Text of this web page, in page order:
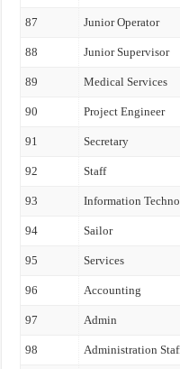
87 Junior Operator
88 Junior Supervisor
89 Medical Services
90 Project Engineer
91 Secretary
92 Staff
93 Information
94 Sailor
95 Services
96 Accounting
97 Admin
98 Administration